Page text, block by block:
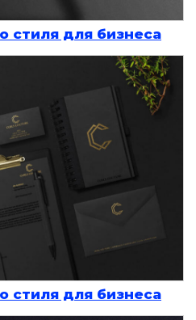
стиля для бизнеса
стиля для бизнеса